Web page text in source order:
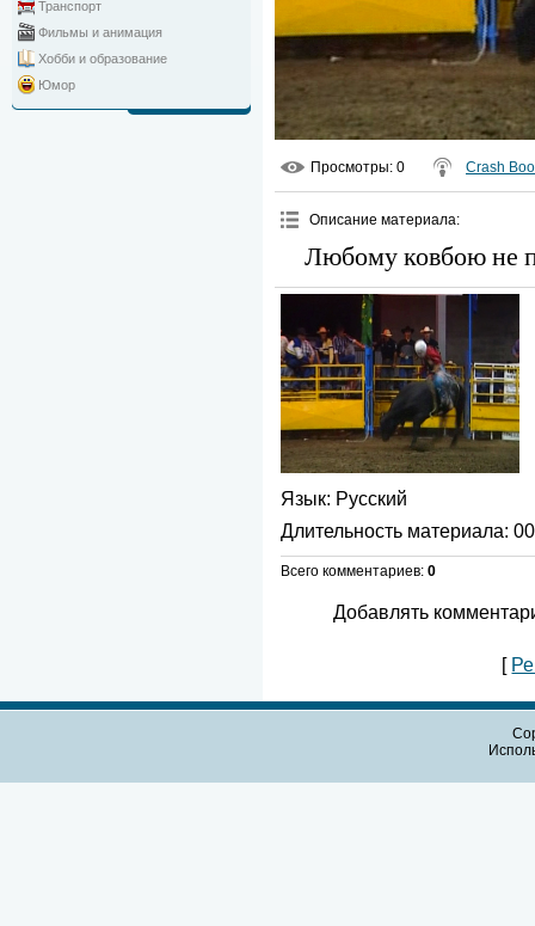
Транспорт
Фильмы и анимация
Хобби и образование
Юмор
Просмотры: 0 Crash
Описание материала:
Любому ковбою не
Язык: Русский
Длительность материала:
Всего комментариев: 0
Добавлять
[